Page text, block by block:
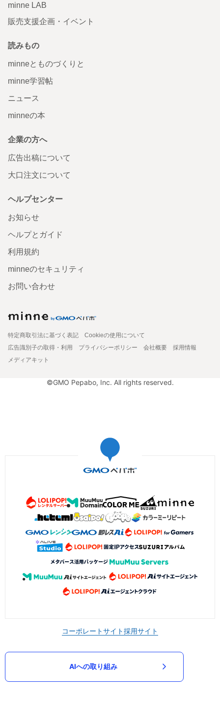
minne LAB
販売支援企画・イベント
読みもの
minneとものづくりと
minne学習帖
ニュース
minneの本
企業の方へ
広告出稿について
大口注文について
ヘルプセンター
お知らせ
ヘルプとガイド
利用規約
minneのセキュリティ
お問い合わせ
特定商取引法に基づく表記
Cookieの使用について
広告識別子の取得・利用
プライバシーポリシー 会社概要
採用情報
メディアキット
©GMO Pepabo, Inc. All rights reserved.
コーポレートサイト採用サイト
AIへの取り組み